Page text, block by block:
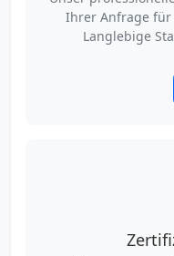
Ihrer Anfrage für
Langlebige